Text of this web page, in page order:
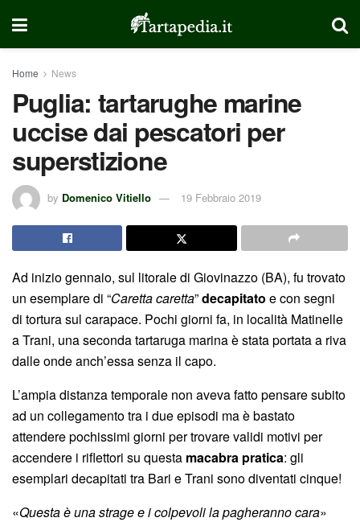
Home News
Puglia: tartarughe marine
uccise dai pescatori per
superstizione
by Domenico Vitiello 19 Febbraio 2019
Ad inizio gennaio, sul litorale di Giovinazzo (BA), fu trovato
un esemplare di “Caretta caretta”decapitato e con segni
di tortura sul carapace. Pochi giorni fa, in località Matinelle
a Trani, una seconda tartaruga marina è stata portata a riva
dalle onde anch’essa senza il capo.
L’ampia distanza temporale non aveva fatto pensare subito
ad un collegamento tra i due episodi ma è bastato
attendere pochissimi giorni per trovare validi motivi per
accendere i riflettori su questa macabra pratica: gli
esemplari decapitati tra Bari e Trani sono diventati cinque!
«Questa è una strage e i colpevoli la pagheranno cara»